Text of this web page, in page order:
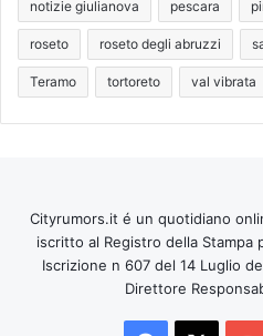
notizie giulianova pescara
roseto roseto degli abruzzi
Teramo tortoreto val vibrata
Cityrumors.it é un quotidiano
iscritto al Registro della Stampa
Iscrizione n 607 del 14 Luglio
Direttore